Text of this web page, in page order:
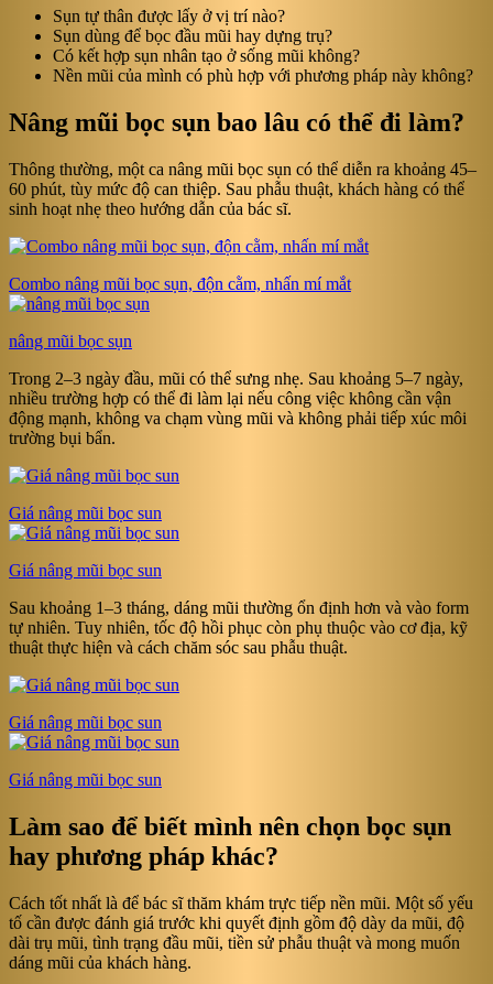
Sụn tự thân được lấy ở vị trí nào?
Sụn dùng để bọc đầu mũi hay dựng trụ?
Có kết hợp sụn nhân tạo ở sống mũi không?
Nền mũi của mình có phù hợp với phương pháp này không?
Nâng mũi bọc sụn bao lâu có thể đi làm?
Thông thường, một ca nâng mũi bọc sụn có thể diễn ra khoảng 45–
60 phút, tùy mức độ can thiệp. Sau phẫu thuật, khách hàng có thể
sinh hoạt nhẹ theo hướng dẫn của bác sĩ.
Combo nâng mũi bọc sụn, độn cằm, nhấn mí mắt
nâng mũi bọc sụn
Trong 2–3 ngày đầu, mũi có thể sưng nhẹ. Sau khoảng 5–7 ngày,
nhiều trường hợp có thể đi làm lại nếu công việc không cần vận
động mạnh, không va chạm vùng mũi và không phải tiếp xúc môi
trường bụi bẩn.
Giá nâng mũi bọc sun
Giá nâng mũi bọc sun
Sau khoảng 1–3 tháng, dáng mũi thường ổn định hơn và vào form
tự nhiên. Tuy nhiên, tốc độ hồi phục còn phụ thuộc vào cơ địa, kỹ
thuật thực hiện và cách chăm sóc sau phẫu thuật.
Giá nâng mũi bọc sun
Giá nâng mũi bọc sun
Làm sao để biết mình nên chọn bọc sụn
hay phương pháp khác?
Cách tốt nhất là để bác sĩ thăm khám trực tiếp nền mũi. Một số yếu
tố cần được đánh giá trước khi quyết định gồm độ dày da mũi, độ
dài trụ mũi, tình trạng đầu mũi, tiền sử phẫu thuật và mong muốn
dáng mũi của khách hàng.